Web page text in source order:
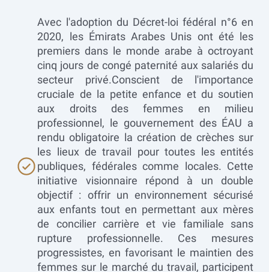
Avec l'adoption du Décret-loi fédéral n°6 en
2020, les Émirats Arabes Unis ont été les
premiers dans le monde arabe à octroyant
cinq jours de congé paternité aux salariés du
secteur privé.Conscient de l'importance
cruciale de la petite enfance et du soutien
aux droits des femmes en milieu
professionnel, le gouvernement des ÉAU a
rendu obligatoire la création de crèches sur
les lieux de travail pour toutes les entités
publiques, fédérales comme locales. Cette
initiative visionnaire répond à un double
objectif : offrir un environnement sécurisé
aux enfants tout en permettant aux mères
de concilier carrière et vie familiale sans
rupture professionnelle. Ces mesures
progressistes, en favorisant le maintien des
femmes sur le marché du travail, participent